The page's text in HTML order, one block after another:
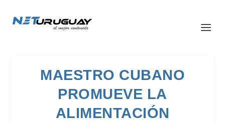
MAESTRO CUBANO
PROMUEVE LA
ALIMENTACIÓN